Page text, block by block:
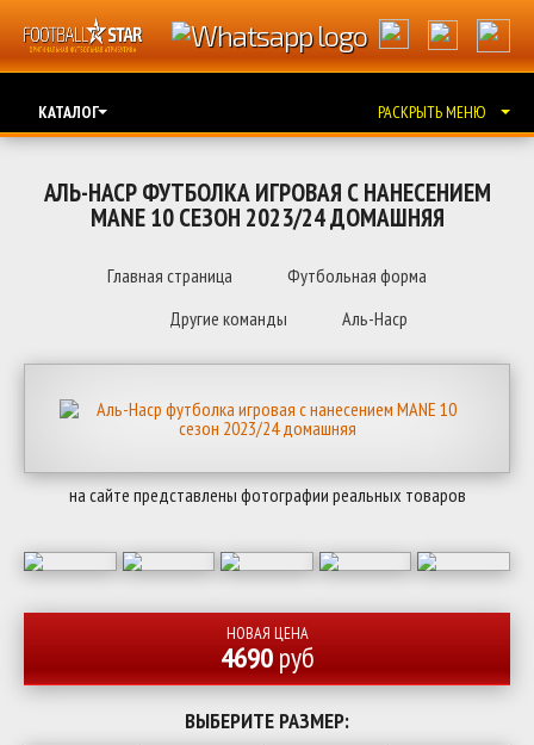
КАТАЛОГ РАСКРЫТЬ МЕНЮ
АЛЬ-НАСР ФУТБОЛКА ИГРОВАЯ С НАНЕСЕНИЕМ
MANE 10 СЕЗОН 2023/24 ДОМАШНЯЯ
Главная страница
Футбольная форма
Другие команды
Аль-Наср
на сайте представлены фотографии реальных товаров
НОВАЯ ЦЕНА
4690руб
ВЫБЕРИТЕ РАЗМЕР: